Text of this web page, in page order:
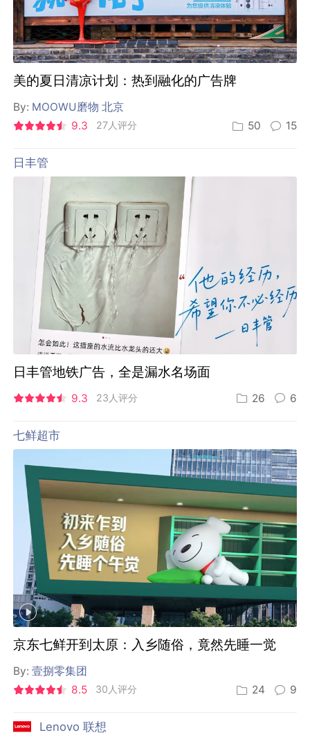
美的夏日清凉计划：热到融化的广告牌
By: MOOWU磨物 北京
9.3
27人评分 50 15
日丰管
日丰管地铁广告，全是漏水名场面
9.3 23人评分 26 6
七鲜超市
京东七鲜开到太原：入乡随俗，竟然先睡一觉
By:壹捌零集团
8.5
30人评分 24 9
Lenovo 联想